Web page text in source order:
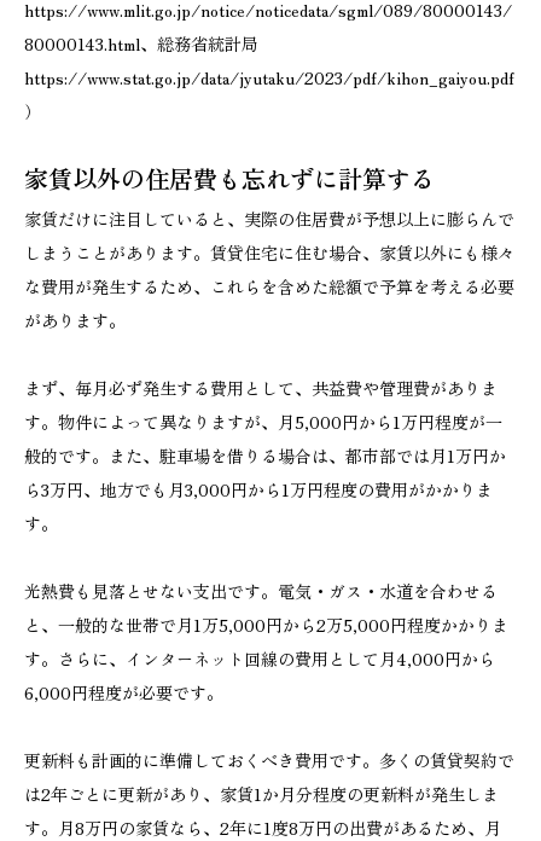
https://www.mlit.go.jp/notice/noticedata/sgml/089/80000143/
80000143.html、総務省統計局
https://www.stat.go.jp/data/jyutaku/2023/pdf/kihon_gaiyou.pdf
）
家賃以外の住居費も忘れずに計算する
家賃だけに注目していると、実際の住居費が予想以上に膨らんで
しまうことがあります。賃貸住宅に住む場合、家賃以外にも様々
な費用が発生するため、これらを含めた総額で予算を考える必要
があります。
まず、毎月必ず発生する費用として、共益費や管理費がありま
す。物件によって異なりますが、月5,000円から1万円程度が一
般的です。また、駐車場を借りる場合は、都市部では月1万円か
ら3万円、地方でも月3,000円から1万円程度の費用がかかりま
す。
光熱費も見落とせない支出です。電気・ガス・水道を合わせる
と、一般的な世帯で月1万5,000円から2万5,000円程度かかりま
す。さらに、インターネット回線の費用として月4,000円から
6,000円程度が必要です。
更新料も計画的に準備しておくべき費用です。多くの賃貸契約で
は2年ごとに更新があり、家賃1か月分程度の更新料が発生しま
す。月8万円の家賃なら、2年に1度8万円の出費があるため、月